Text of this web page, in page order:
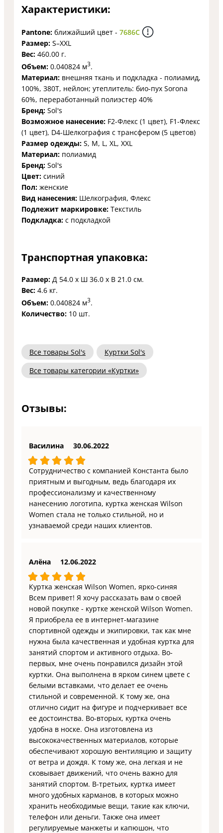
Характеристики:
Pantone: ближайший цвет - 7686C
Размер: S–XXL
Вес: 460.00 г.
Объем: 0.040824 м3.
Материал: внешняя ткань и подкладка - полиамид,
100%, 380Т, нейлон; утеплитель: био-пух Sorona
60%, переработанный полиэстер 40%
Бренд: Sol's
Возможное нанесение: F2-Флекс (1 цвет), F1-Флекс
(1 цвет), D4-Шелкография с трансфером (5 цветов)
Размер одежды: S, M, L, XL, XXL
Материал: полиамид
Бренд: Sol's
Цвет: синий
Пол: женские
Вид нанесения: Шелкография, Флекс
Подлежит маркировке: Текстиль
Подкладка: с подкладкой
Транспортная упаковка:
Размер: Д 54.0 x Ш 36.0 x В 21.0 см.
Вес: 4.6 кг.
Объем: 0.040824 м3.
Количество: 10 шт.
Все товары Sol's
Куртки Sol's
Все товары категории «Куртки»
Отзывы:
Василина 30.06.2022
Сотрудничество с компанией Константа было
приятным и выгодным, ведь благодаря их
профессионализму и качественному
нанесению логотипа, куртка женская Wilson
Women стала не только стильной, но и
узнаваемой среди наших клиентов.
Алёна 12.06.2022
Куртка женская Wilson Women, ярко-синяя
Всем привет! Я хочу рассказать вам о своей
новой покупке - куртке женской Wilson Women.
Я приобрела ее в интернет-магазине
спортивной одежды и экипировки, так как мне
нужна была качественная и удобная куртка для
занятий спортом и активного отдыха. Во-
первых, мне очень понравился дизайн этой
куртки. Она выполнена в ярком синем цвете с
белыми вставками, что делает ее очень
стильной и современной. К тому же, она
отлично сидит на фигуре и подчеркивает все
ее достоинства. Во-вторых, куртка очень
удобна в носке. Она изготовлена из
высококачественных материалов, которые
обеспечивают хорошую вентиляцию и защиту
от ветра и дождя. К тому же, она легкая и не
сковывает движений, что очень важно для
занятий спортом. В-третьих, куртка имеет
много удобных карманов, в которых можно
хранить необходимые вещи, такие как ключи,
телефон или деньги. Также она имеет
регулируемые манжеты и капюшон, что